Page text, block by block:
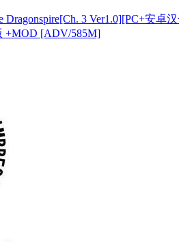
3 Ver1.0][PC+安卓
+MOD [ADV/585M]